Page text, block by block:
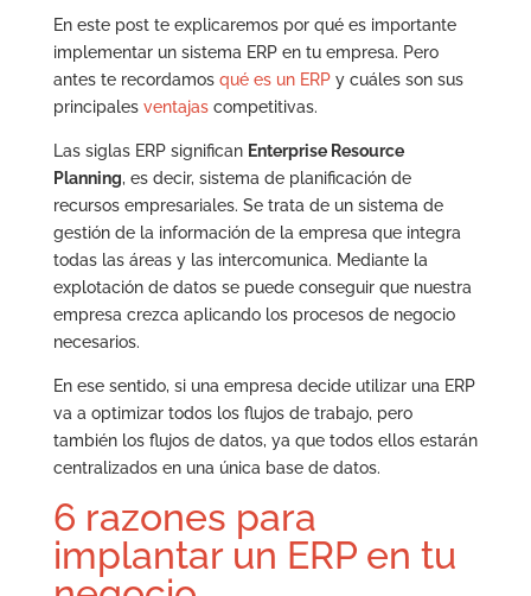
En este post te explicaremos por qué es importante
implementar un sistema ERP en tu empresa. Pero
antes te recordamos qué es un ERPy cuáles son sus
principales ventajascompetitivas.
Las siglas ERP significan Enterprise Resource
Planning, es decir, sistema de planificación de
recursos empresariales. Se trata de un sistema de
gestión de la información de la empresa que integra
todas las áreas y las intercomunica. Mediante la
explotación de datos se puede conseguir que nuestra
empresa crezca aplicando los procesos de negocio
necesarios.
En ese sentido, si una empresa decide utilizar una ERP
va a optimizar todos los flujos de trabajo, pero
también los flujos de datos, ya que todos ellos estarán
centralizados en una única base de datos.
6 razones para
implantar un ERP en tu